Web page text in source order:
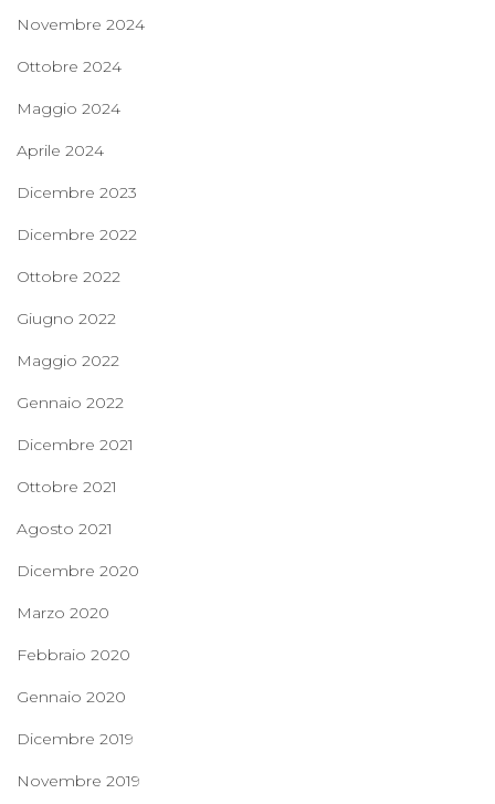
Novembre 2024
Ottobre 2024
Maggio 2024
Aprile 2024
Dicembre 2023
Dicembre 2022
Ottobre 2022
Giugno 2022
Maggio 2022
Gennaio 2022
Dicembre 2021
Ottobre 2021
Agosto 2021
Dicembre 2020
Marzo 2020
Febbraio 2020
Gennaio 2020
Dicembre 2019
Novembre 2019